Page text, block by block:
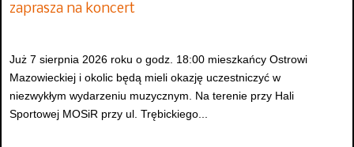
zaprasza na koncert
Już 7 sierpnia 2026 roku o godz. 18:00 mieszkańcy Ostrowi
Mazowieckiej i okolic będą mieli okazję uczestniczyć w
niezwykłym wydarzeniu muzycznym. Na terenie przy Hali
Sportowej MOSiR przy ul. Trębickiego...